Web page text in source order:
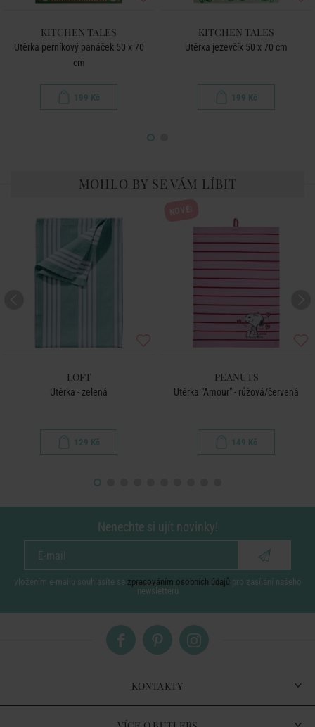
KITCHEN TALES
Utěrka perníkový panáček 50 x 70
cm
199 Kč
KITCHEN TALES
Utěrka jezevčík 50 x 70 cm
199 Kč
MOHLO BY SE VÁM LÍBIT
LOFT
Utěrka - zelená
129 Kč
PEANUTS
Utěrka "Amour" - růžová/červená
149 Kč
Nenechte si ujít novinky!
vložením e-mailu souhlasíte se zpracováním osobních údajů pro zasílání našeho
newsletteru
KONTAKTY